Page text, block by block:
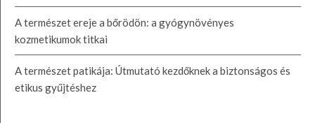
A természet ereje a bőrödön: a gyógynövényes
kozmetikumok titkai
A természet patikája: Útmutató kezdőknek a biztonságos és
etikus gyűjtéshez